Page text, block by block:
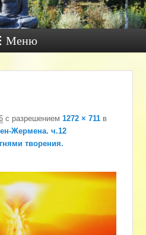
Меню
с разрешением1272 × 711 в
Жермена. ч.12
творения.